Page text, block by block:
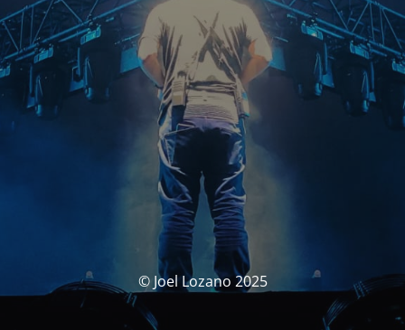
© Joel Lozano 2025